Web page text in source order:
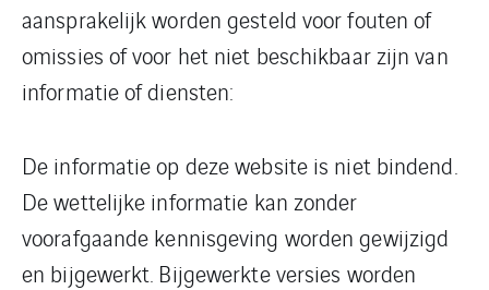
aansprakelijk worden gesteld voor fouten of
omissies of voor het niet beschikbaar zijn van
informatie of diensten:
De informatie op deze website is niet bindend.
De wettelijke informatie kan zonder
voorafgaande kennisgeving worden gewijzigd
en bijgewerkt. Bijgewerkte versies worden